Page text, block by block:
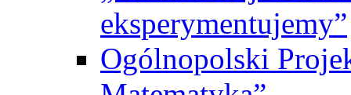
eksperymentujemy”
Ogólnopolski